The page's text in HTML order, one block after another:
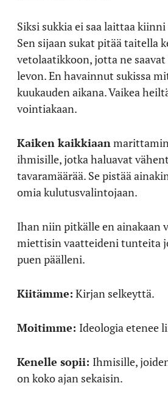
Siksi sukkia ei saa laittaa
Sen sijaan sukat pitää taitella
vetolaatikkoon, jotta ne saavat
levon. En havainnut sukissa
kuukauden aikana. Vaikea
vointiakaan.
Kaiken kaikkiaan
ihmisille, jotka haluavat
tavaramäärää. Se pistää
omia kulutusvalintojaan.
Ihan niin pitkälle en ainakaan
miettisin vaatteideni tunteita
puen päälleni.
Kiitämme: Kirjan selkeyttä.
Moitimme: Ideologia etenee
Kenelle sopii: Ihmisille,
on koko ajan sekaisin.